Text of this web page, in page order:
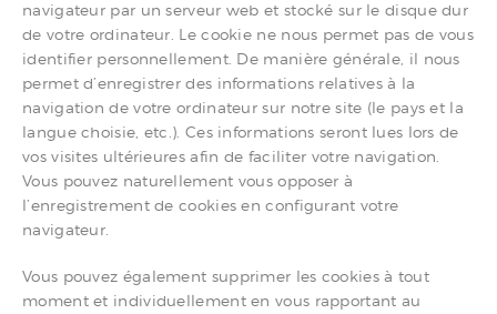
navigateur par un serveur web et stocké sur le disque dur
de votre ordinateur. Le cookie ne nous permet pas de vous
identifier personnellement. De manière générale, il nous
permet d’enregistrer des informations relatives à la
navigation de votre ordinateur sur notre site (le pays et la
langue choisie, etc.). Ces informations seront lues lors de
vos visites ultérieures afin de faciliter votre navigation.
Vous pouvez naturellement vous opposer à
l’enregistrement de cookies en configurant votre
navigateur.
Vous pouvez également supprimer les cookies à tout
moment et individuellement en vous rapportant au